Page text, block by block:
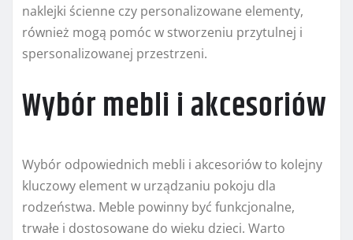
naklejki ścienne czy personalizowane elementy,
również mogą pomóc w stworzeniu przytulnej i
spersonalizowanej przestrzeni.
Wybór mebli i akcesoriów
Wybór odpowiednich mebli i akcesoriów to kolejny
kluczowy element w urządzaniu pokoju dla
rodzeństwa. Meble powinny być funkcjonalne,
trwałe i dostosowane do wieku dzieci. Warto